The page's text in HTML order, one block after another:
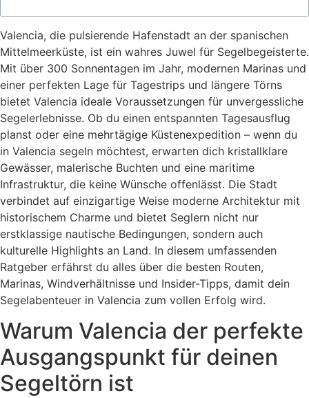
Valencia, die pulsierende Hafenstadt an der spanischen
Mittelmeerküste, ist ein wahres Juwel für Segelbegeisterte.
Mit über 300 Sonnentagen im Jahr, modernen Marinas und
einer perfekten Lage für Tagestrips und längere Törns
bietet Valencia ideale Voraussetzungen für unvergessliche
Segelerlebnisse. Ob du einen entspannten Tagesausflug
planst oder eine mehrtägige Küstenexpedition – wenn du
in Valencia segeln möchtest, erwarten dich kristallklare
Gewässer, malerische Buchten und eine maritime
Infrastruktur, die keine Wünsche offenlässt. Die Stadt
verbindet auf einzigartige Weise moderne Architektur mit
historischem Charme und bietet Seglern nicht nur
erstklassige nautische Bedingungen, sondern auch
kulturelle Highlights an Land. In diesem umfassenden
Ratgeber erfährst du alles über die besten Routen,
Marinas, Windverhältnisse und Insider-Tipps, damit dein
Segelabenteuer in Valencia zum vollen Erfolg wird.
Warum Valencia der perfekte
Ausgangspunkt für deinen
Segeltörn ist